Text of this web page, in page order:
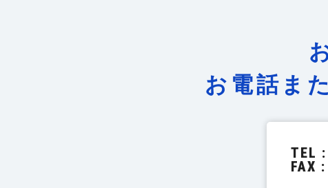
お電話ま
TEL
FAX